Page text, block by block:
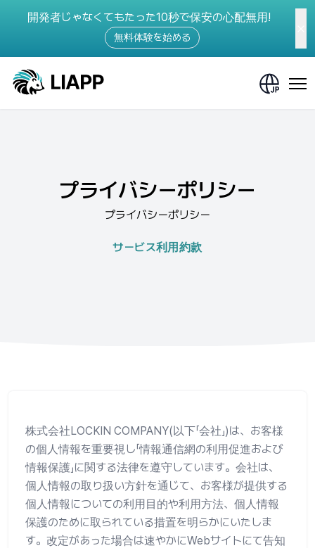
開発者じゃなくてもたった10秒で保安の心配無用!
無料体験を始める
プライバシーポリシー
プライバシーポリシー
サービス利用約款
株式会社LOCKIN COMPANY(以下「会社」)は、お客様
の個人情報を重要視し「情報通信網の利用促進および
情報保護」に関する法律を遵守しています。会社は、
個人情報の取り扱い方針を通じて、お客様が提供する
個人情報についての利用目的や利用方法、個人情報
保護のために取られている措置を明らかにいたしま
す。改定があった場合は速やかにWebサイトにて告知